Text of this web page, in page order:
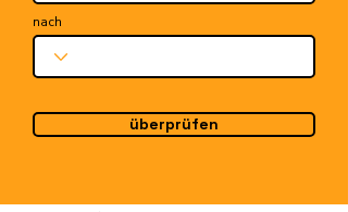
nach
überprüfen